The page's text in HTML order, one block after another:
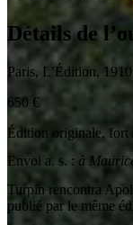
Détails de
Paris, L’Édition, 1910
650 €
Édition originale, fort
Envoi a. s. : à
Turpin rencontra
publié par le même